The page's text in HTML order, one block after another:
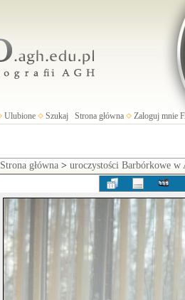
Ulubione Szukaj Strona główna Zaloguj mnie
Strona główna > uroczystości Barbórkowe w